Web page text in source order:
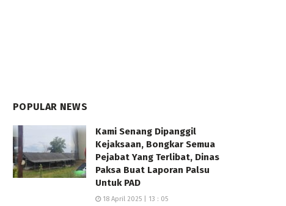
POPULAR NEWS
Kami Senang Dipanggil
Kejaksaan, Bongkar Semua
Pejabat Yang Terlibat, Dinas
Paksa Buat Laporan Palsu
Untuk PAD
18 April 2025 | 13 : 05